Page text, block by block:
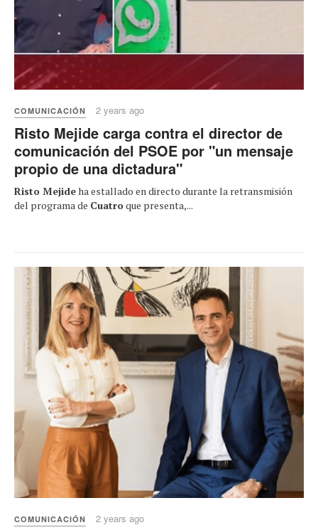
COMUNICACIÓN 2 years ago
Risto Mejide carga contra el director de
comunicación del PSOE por "un mensaje
propio de una dictadura"
Risto Mejideha estallado en directo durante la retransmisión
del programa de Cuatroque presenta,...
COMUNICACIÓN 2 years ago